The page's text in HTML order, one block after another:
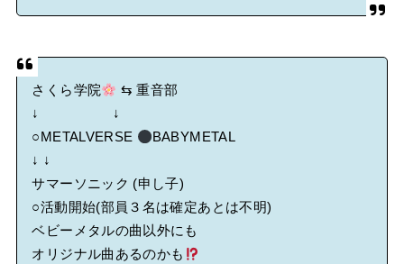
さくら学院
⇆ 重音部
↓ ↓
○METALVERSE
BABYMETAL
↓ ↓
サマーソニック (申し子)
○活動開始(部員３名は確定あとは不明)
ベビーメタルの曲以外にも
オリジナル曲あるのかも